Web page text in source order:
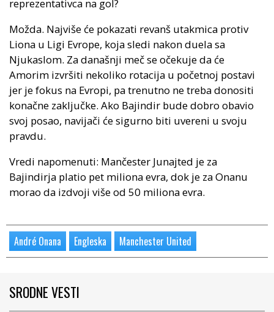
reprezentativca na gol?
Možda. Najviše će pokazati revanš utakmica protiv
Liona u Ligi Evrope, koja sledi nakon duela sa
Njukaslom. Za današnji meč se očekuje da će
Amorim izvršiti nekoliko rotacija u početnoj postavi
jer je fokus na Evropi, pa trenutno ne treba donositi
konačne zaključke. Ako Bajindir bude dobro obavio
svoj posao, navijači će sigurno biti uvereni u svoju
pravdu.
Vredi napomenuti: Mančester Junajted je za
Bajindirja platio pet miliona evra, dok je za Onanu
morao da izdvoji više od 50 miliona evra.
André Onana Engleska Manchester United
SRODNE VESTI